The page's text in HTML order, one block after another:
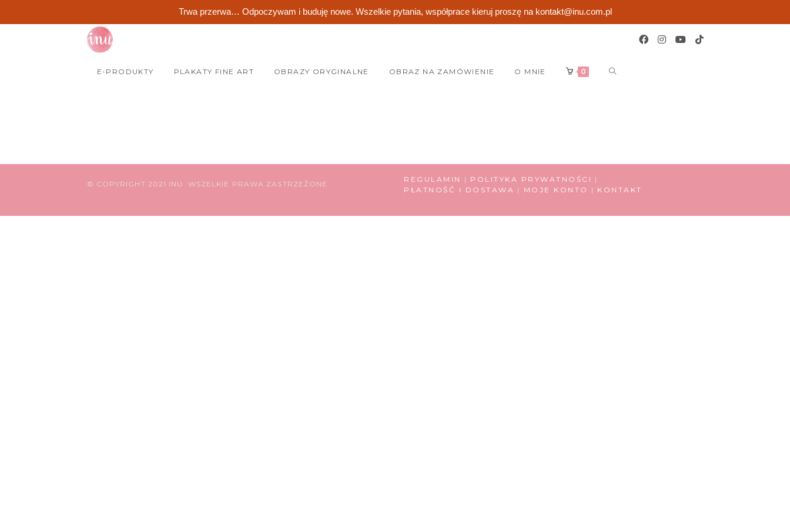
Trwa przerwa… Odpoczywam i buduję nowe. Wszelkie pytania, współprace kieruj proszę na kontakt@inu.com.pl
E-PRODUKTY PLAKATY FINE ART OBRAZY ORYGINALNE OBRAZ NA ZAMÓWIENIE O MNIE 0
REGULAMIN
POLITYKA PRYWATNOŚCI
PŁATNOŚĆ I DOSTAWA
MOJE KONTO KONTAKT
© COPYRIGHT 2021 INU. WSZELKIE PRAWA ZASTRZEŻONE